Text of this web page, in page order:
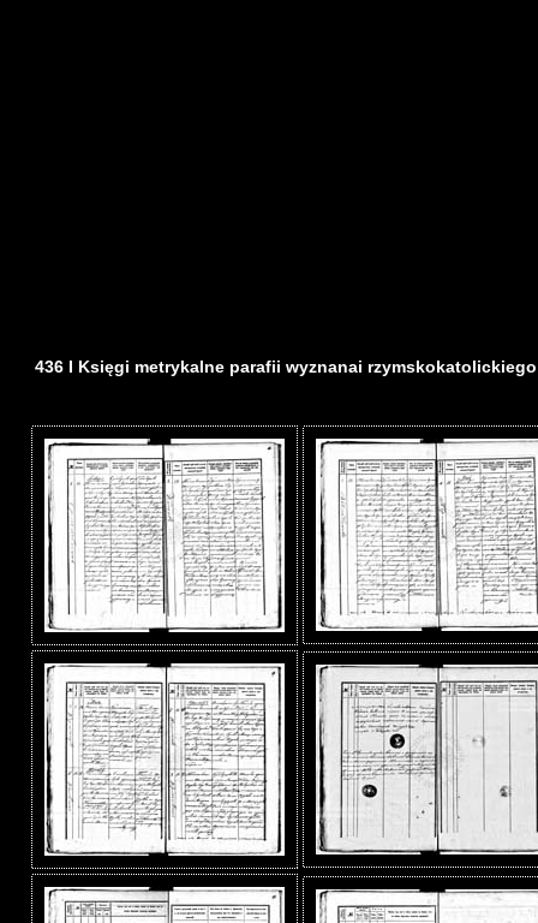
436 I Księgi metrykalne parafii wyznanai